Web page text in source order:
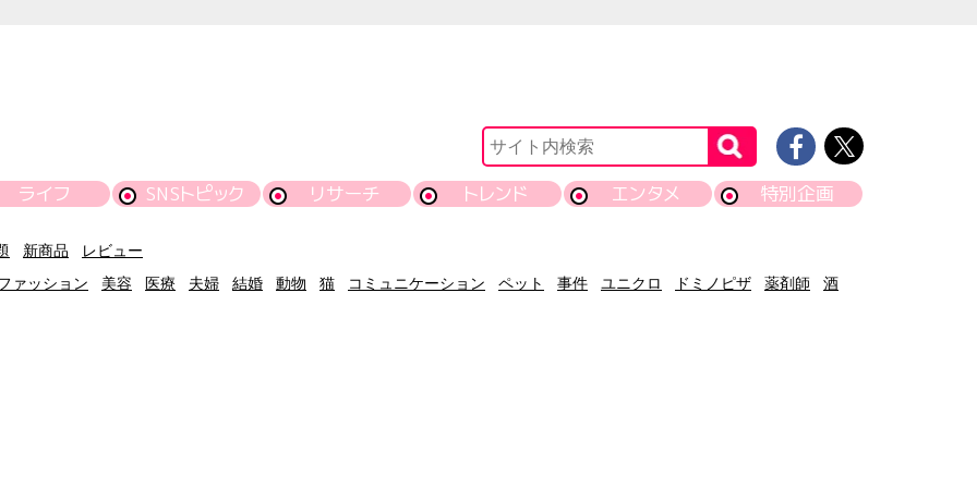
ライフ SNSトピック リサーチ トレンド エンタメ 特別企画
新商品
レビュー
ァッション
美容 医療 夫婦 結婚 動物 猫 コミュニケーション ペット 事件 ユニクロ ドミノピザ 薬剤師 酒